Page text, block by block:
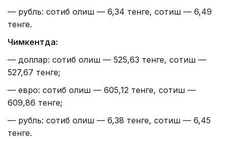
— рубль: сотиб олиш — 6,34 тенге, сотиш — 6,49
тенге.
Чимкентда:
— доллар: сотиб олиш — 525,63 тенге, сотиш —
527,67 тенге;
— евро: сотиб олиш — 605,12 тенге, сотиш —
609,86 тенге;
— рубль: сотиб олиш — 6,38 тенге, сотиш — 6,45
тенге.